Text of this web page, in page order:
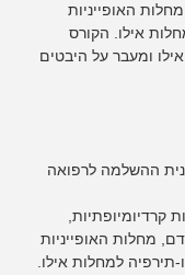
האופייניות
אילו. הקורס
ומעבר על היבטים
ההשלמה לרפואה
קרדיומיופתיות,
מחלות האופייניות
למחלות אילו.